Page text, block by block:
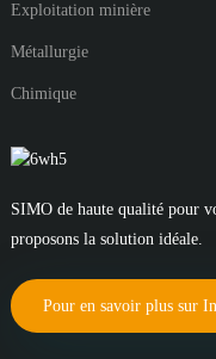
Exploitation minière
Métallurgie
Chimique
SIMO de haute qualité pour
proposons la solution idéale.
Pour en savoir plus sur